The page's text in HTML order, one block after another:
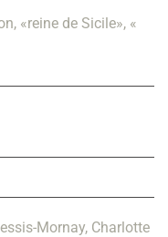
«reine de Sicile», «
Mornay, Charlotte